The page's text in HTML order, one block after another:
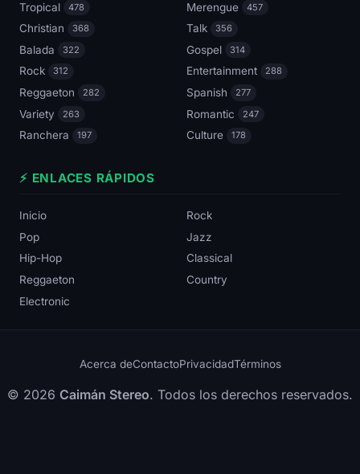
Tropical 478 Merengue 457
Christian 368 Talk 356
Balada 322 Gospel 314
Rock 312 Entertainment 288
Reggaeton 282 Spanish 277
Variety 263 Romantic 247
Ranchera 197 Culture 178
⚡ ENLACES RÁPIDOS
Inicio
Rock
Pop
Jazz
Hip-Hop
Classical
Reggaeton
Country
Electronic
Acerca deContactoPrivacidadTérminos
© 2026 Caimán Stereo. Todos los derechos reservados.